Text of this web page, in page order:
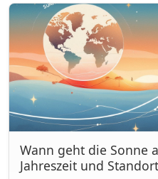
Wann geht die Sonne
Jahreszeit und